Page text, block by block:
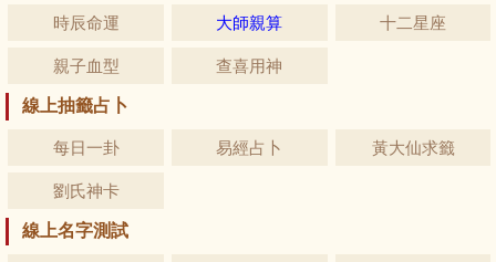
時辰命運 大師親算 十二星座
親子血型 查喜用神
線上抽籤占卜
每日一卦 易經占卜 黃大仙求籤
劉氏神卡
線上名字測試